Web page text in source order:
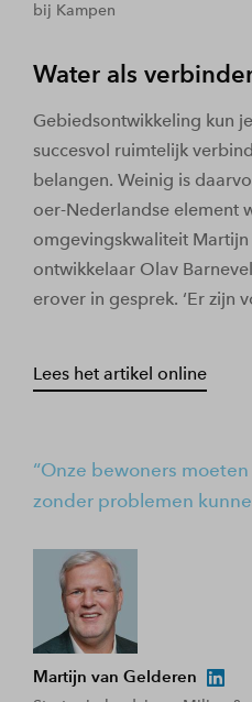
bij Kampen
Water als
Gebiedsontwikkeling kun
succesvol ruimtelijk
belangen. Weinig is
oer-Nederlandse element
omgevingskwaliteit
ontwikkelaar Olav
erover in gesprek. ‘Er zijn
Lees het artikel online
Onze bewoners
zonder problemen
Martijn van Gelderen